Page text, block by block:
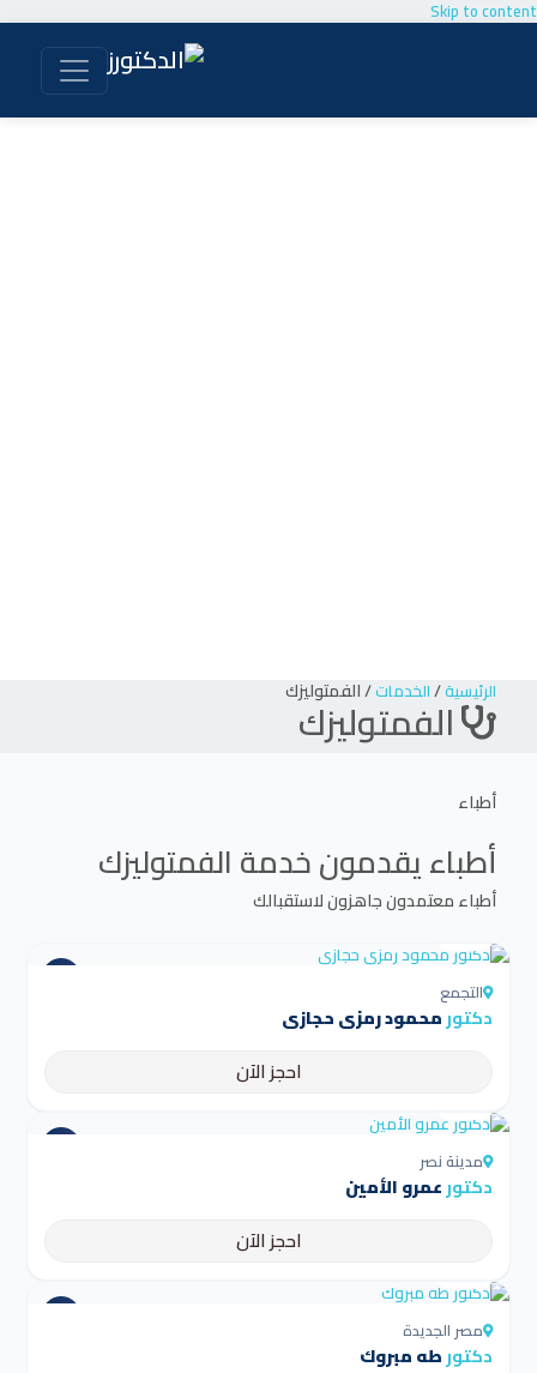
Skip to content
الرئيسية/الخدمات/الفمتوليزك
الفمتوليزك
أطباء
أطباء يقدمون خدمةالفمتوليزك
أطباء معتمدون جاهزون لاستقبالك
التجمع
دكتورمحمود رمزي حجازي
احجز الآن
مدينة نصر
دكتورعمرو الأمين
احجز الآن
مصر الجديدة
دكتورطه مبروك